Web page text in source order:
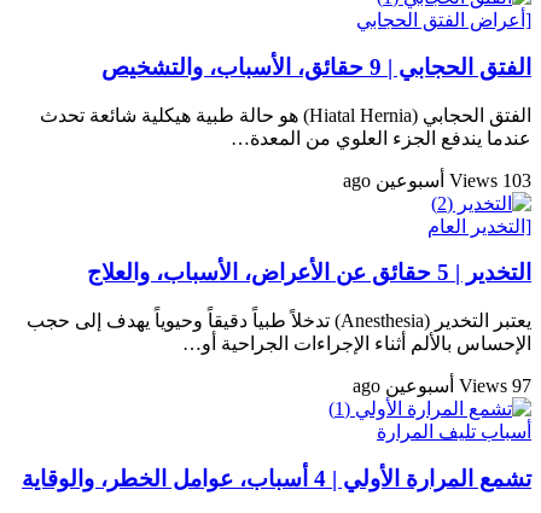
[أعراض الفتق الحجابي
الفتق الحجابي | 9 حقائق، الأسباب، والتشخيص
الفتق الحجابي (Hiatal Hernia) هو حالة طبية هيكلية شائعة تحدث
عندما يندفع الجزء العلوي من المعدة…
103 Views أسبوعين ago
[التخدير العام
التخدير | 5 حقائق عن الأعراض، الأسباب، والعلاج
يعتبر التخدير (Anesthesia) تدخلاً طبياً دقيقاً وحيوياً يهدف إلى حجب
الإحساس بالألم أثناء الإجراءات الجراحية أو…
97 Views أسبوعين ago
أسباب تليف المرارة
تشمع المرارة الأولي | 4 أسباب، عوامل الخطر، والوقاية